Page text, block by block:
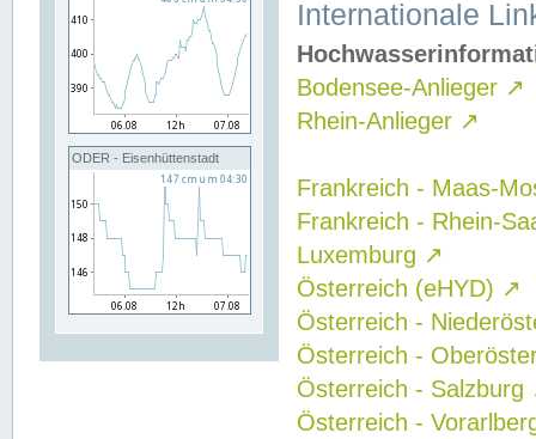
ODER - Eisenhüttenstadt
Internationale
Bodensee-Anlieger ↗
Rhein-Anlieger ↗
Frankreich - Maas-
Frankreich - Rhein-
Luxemburg ↗
Österreich (eHYD) ↗
Österreich -
Österreich -
Österreich - Salzburg
Österreich -